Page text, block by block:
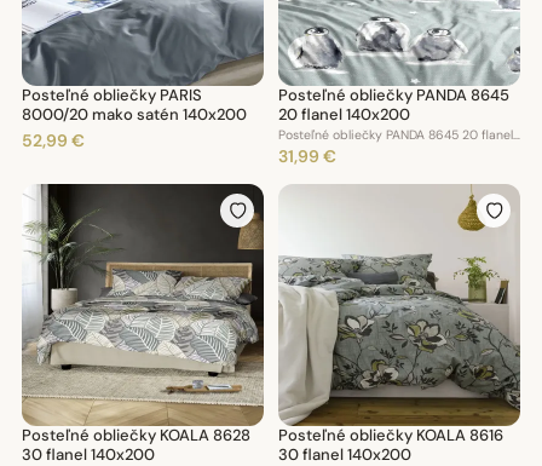
Posteľné obliečky PARIS
8000/20 mako satén 140x200
52,99 €
Posteľné obliečky PANDA 8645
20 flanel 140x200
31,99 €
Posteľné obliečky KOALA 8628
30 flanel 140x200
Posteľné obliečky KOALA 8616
30 flanel 140x200